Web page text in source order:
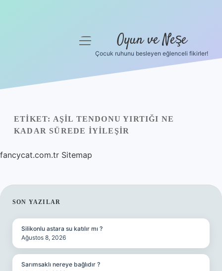
Yasal Uyarı
menüyü
Oyun ve Neşe
Çocuk ruhunu besleyen eğlenceli fikirler!
ETIKET: AŞIL TENDONU YIRTIĞI NE
KADAR SÜREDE IYILEŞIR
fancycat.com.tr Sitemap
SIDEBAR
SON YAZILAR
Silikonlu astara su katılır mı ?
Ağustos 8, 2026
Sarımsaklı nereye bağlıdır ?